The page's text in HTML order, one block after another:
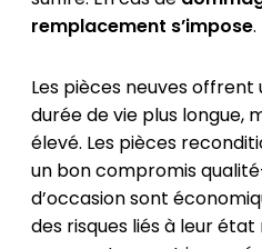
remplacement s’impose.
Les pièces neuves
durée de vie plus longue,
élevé. Les pièces
un bon compromis
d’occasion sont
des risques liés à leur état